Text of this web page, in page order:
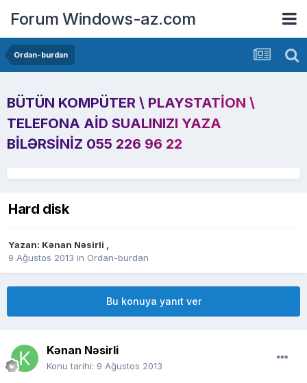
Forum Windows-az.com
Ordan-burdan
BÜTÜN KOMPÜTER \ PLAYSTATION \
TELEFONA AID SUALINIZI YAZA
BILƏRSINIZ 055 226 96 22
Hard disk
Yazan: Kənan Nəsirli ,
9 Ağustos 2013 in Ordan-burdan
Bu konuya yanıt ver
Kənan Nəsirli
Konu tarihi: 9 Ağustos 2013